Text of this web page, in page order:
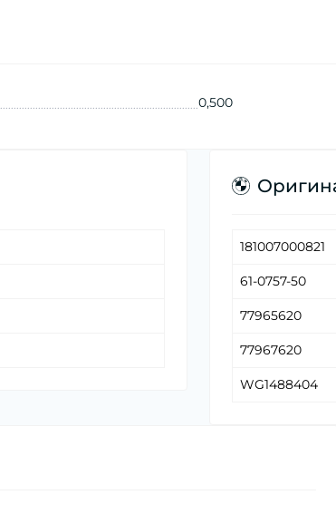
0,500
181007000821
61-0757-50
77965620
77967620
WG1488404